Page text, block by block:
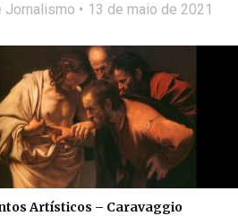
Jornalismo 13 de maio de 2021
Artísticos – Caravaggio